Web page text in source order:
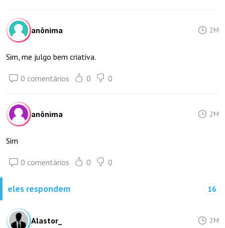
anônima 2M
Sim, me julgo bem criativa.
0 comentários 0 0
anônima 2M
Sim
0 comentários 0 0
eles respondem 16
Alastor_ 2M